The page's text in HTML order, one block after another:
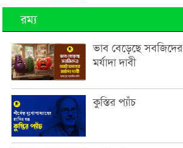
রম্য
ভাব বেড়েছে
মর্যাদা দাবী
কুস্তির প্যাঁচ